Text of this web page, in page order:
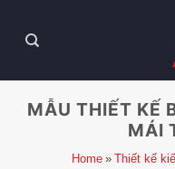
MẪU THIẾT KẾ
MÁI
Home Thiết kế